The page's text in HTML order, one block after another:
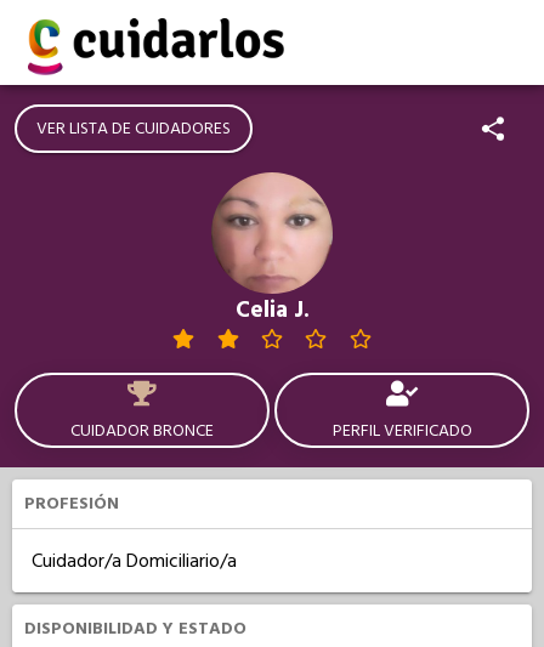
VER LISTA DE CUIDADORES
Celia J.
CUIDADOR BRONCE PERFIL VERIFICADO
PROFESIÓN
Cuidador/a Domiciliario/a
DISPONIBILIDAD Y ESTADO